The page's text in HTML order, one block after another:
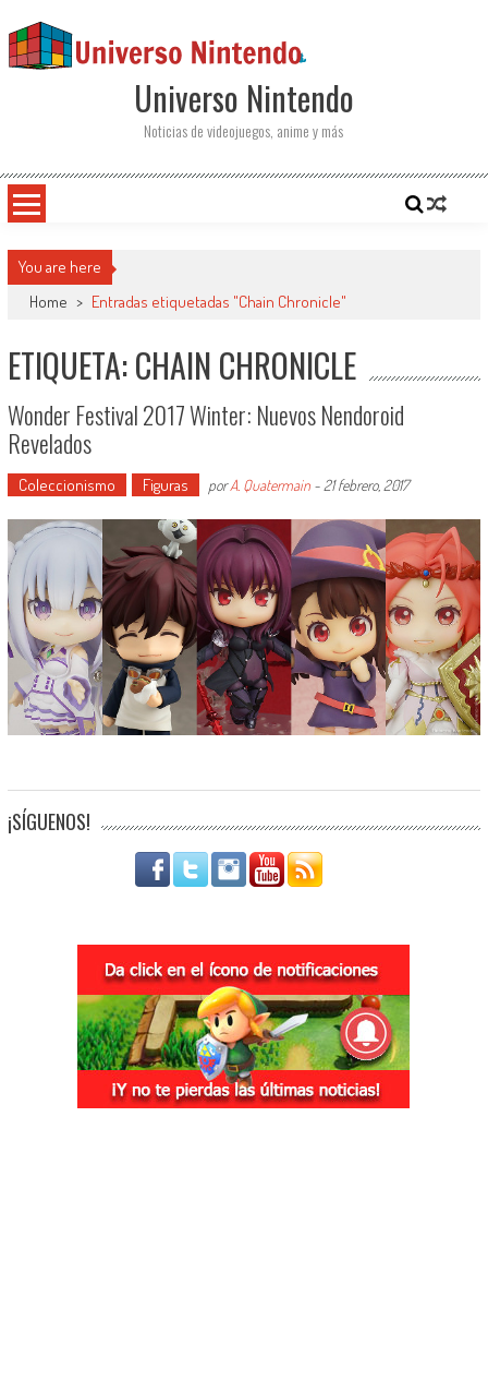
Universo Nintendo
Noticias de videojuegos, anime y más
You are here
Home > Entradas etiquetadas "Chain Chronicle"
ETIQUETA: CHAIN CHRONICLE
Wonder Festival 2017 Winter: Nuevos Nendoroid
Revelados
Coleccionismo Figuras porA. Quatermain- 21 febrero, 2017
¡SÍGUENOS!